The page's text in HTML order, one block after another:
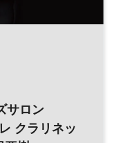
サロン
クラリネッ